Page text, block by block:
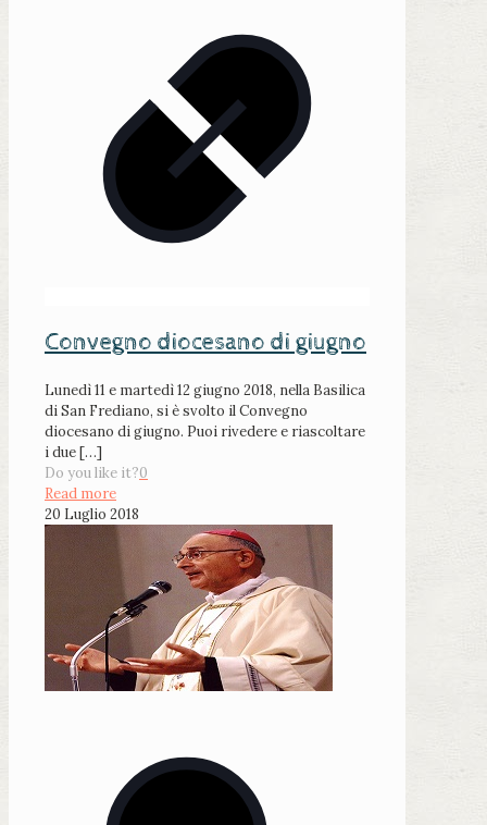
Convegno diocesano di giugno
Lunedì 11 e martedì 12 giugno 2018, nella Basilica
di San Frediano, si è svolto il Convegno
diocesano di giugno. Puoi rivedere e riascoltare
i due[…]
Do you like it?0
Read more
20 Luglio 2018